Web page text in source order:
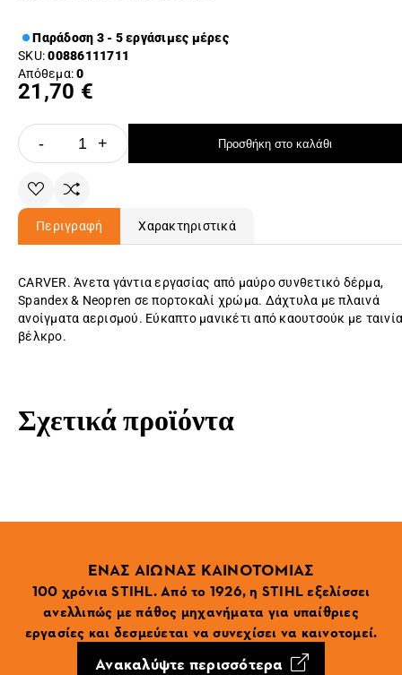
Παράδοση 3 - 5 εργάσιμες μέρες
SKU:00886111711
Απόθεμα:0
21,70 €
- + Προσθήκη στο καλάθι
Περιγραφή Χαρακτηριστικά
CARVER. Άνετα γάντια εργασίας από μαύρο συνθετικό δέρμα,
Spandex & Neopren σε πορτοκαλί χρώμα. Δάχτυλα με πλαινά
ανοίγματα αερισμού. Εύκαπτο μανικέτι από καουτσούκ με ταινία
βέλκρο.
Σχετικά προϊόντα
ΕΝΑΣ ΑΙΩΝΑΣ ΚΑΙΝΟΤΟΜΙΑΣ
100 χρόνια STIHL. Από το 1926, η STIHL εξελίσσει
ανελλιπώς με πάθος μηχανήματα για υπαίθριες
εργασίες και δεσμεύεται να συνεχίσει να καινοτομεί.
Ανακαλύψτε περισσότερα